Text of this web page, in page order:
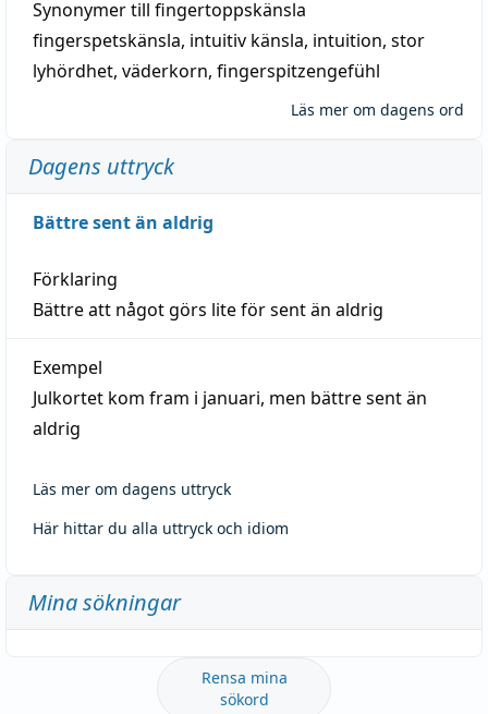
Synonymer till fingertoppskänsla
fingerspetskänsla, intuitiv känsla, intuition, stor
lyhördhet, väderkorn, fingerspitzengefühl
Läs mer om dagens ord
Dagens uttryck
Bättre sent än aldrig
Förklaring
Bättre att något görs lite för sent än aldrig
Exempel
Julkortet kom fram i januari, men bättre sent än
aldrig
Läs mer om dagens uttryck
Här hittar du alla uttryck och idiom
Mina sökningar
Rensa mina
sökord